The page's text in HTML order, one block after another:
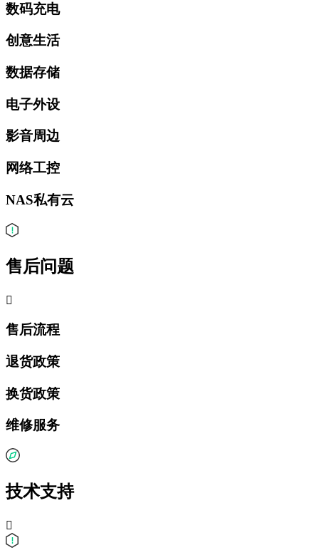
数码充电
创意生活
数据存储
电子外设
影音周边
网络工控
NAS私有云
售后问题

售后流程
退货政策
换货政策
维修服务
技术支持
